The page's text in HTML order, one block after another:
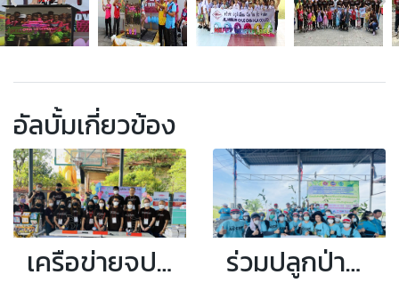
อัลบั้มเกี่ยวข้อง
เครือข่ายจป.ร่วมใจสร้างความปลอดภัยสู่สังคม ร่วมปลูกป่า&ปล่อยปลา กับสำนักงานสวัสดิการและคุ้มครองแรงงานจังหวัดสมุทรปราการ